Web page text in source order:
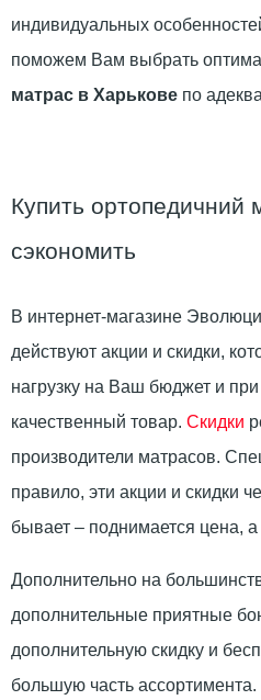
индивидуальных
поможем Вам выбрать
матрас в Харькове по
Купить ортопедичний
сэкономить
В интернет-магазине
действуют акции и скидки,
нагрузку на Ваш бюджет и
качественный товар. Скидки
производители матрасов.
правило, эти акции и скидки
бывает – поднимается цена, а
Дополнительно на
дополнительные приятные
дополнительную скидку и
большую часть ассортимента.